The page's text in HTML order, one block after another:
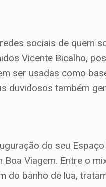
sociais de quem
Vicente Bicalho,
ser usadas como
duvidosos também
do seu
Viagem. Entre o
do banho de lua,